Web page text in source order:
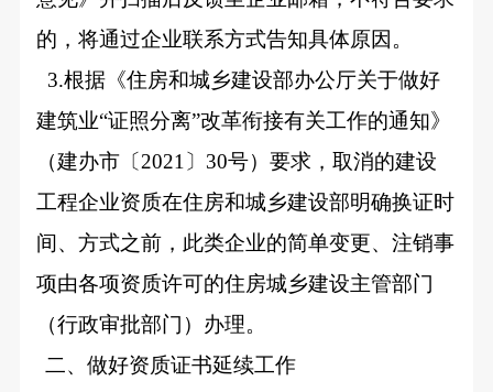
的，将通过企业联系方式告知具体原因。
3.根据《住房和城乡建设部办公厅关于做好
建筑业“证照分离”改革衔接有关工作的通知》
（建办市〔2021〕30号）要求，取消的建设
工程企业资质在住房和城乡建设部明确换证时
间、方式之前，此类企业的简单变更、注销事
项由各项资质许可的住房城乡建设主管部门
（行政审批部门）办理。
二、做好资质证书延续工作